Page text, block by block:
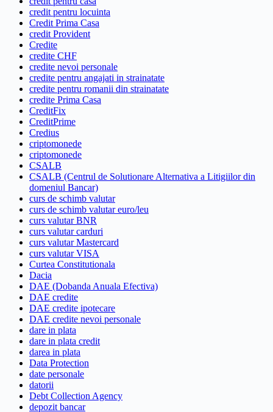
credit pentru locuinta
Credit Prima Casa
credit Provident
Credite
credite CHF
credite nevoi personale
credite pentru angajati in strainatate
credite pentru romanii din strainatate
credite Prima Casa
CreditFix
CreditPrime
Credius
criptomonede
criptomonede
CSALB
CSALB (Centrul de Solutionare Alternativa a Litigiilor din
domeniul Bancar)
curs de schimb valutar
curs de schimb valutar euro/leu
curs valutar BNR
curs valutar carduri
curs valutar Mastercard
curs valutar VISA
Curtea Constitutionala
Dacia
DAE (Dobanda Anuala Efectiva)
DAE credite
DAE credite ipotecare
DAE credite nevoi personale
dare in plata
dare in plata credit
darea in plata
Data Protection
date personale
datorii
Debt Collection Agency
depozit bancar